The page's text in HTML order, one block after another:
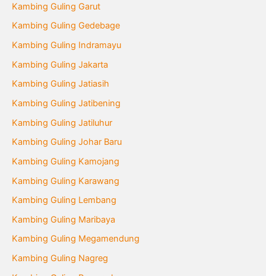
Kambing Guling Garut
Kambing Guling Gedebage
Kambing Guling Indramayu
Kambing Guling Jakarta
Kambing Guling Jatiasih
Kambing Guling Jatibening
Kambing Guling Jatiluhur
Kambing Guling Johar Baru
Kambing Guling Kamojang
Kambing Guling Karawang
Kambing Guling Lembang
Kambing Guling Maribaya
Kambing Guling Megamendung
Kambing Guling Nagreg